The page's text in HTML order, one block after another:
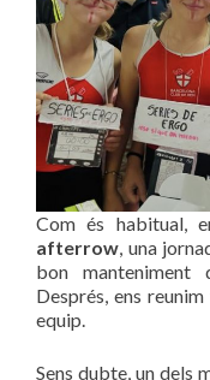
Com és habitual,
afterrow, una
bon manteniment
Després, ens
equip.
Sens dubte, un dels